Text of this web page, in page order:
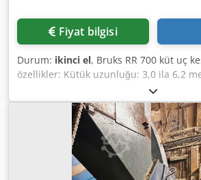
Fiyat bilgisi
Durum: ikinci el, Bruks RR 700 küt uç
özellikler: Kütük uzunluğu: 3,0 ila 6,2
kütük çapı: 700 mm Maksimum kök
(radyal) Dsdpfozrfakex Adxswa